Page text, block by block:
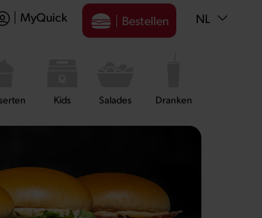
MyQuick Bestellen NL
Kids Salades Dranken